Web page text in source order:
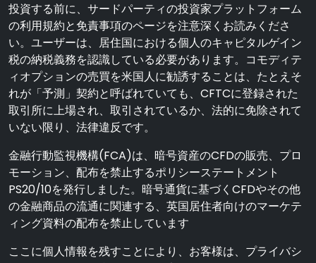
投資する前に、サードパーティの投資家プラットフォーム
の利用規約と免責事項のページを注意深くお読みくださ
い。ユーザーは、居住国における個人のキャピタルゲイン
税の納税義務を認識している必要があります。コモディテ
ィオプションの売買を米国人に勧誘することは、たとえそ
れが「予測」契約と呼ばれていても、CFTCに登録された
取引所に上場され、取引されているか、法的に免除されて
いない限り、法律違反です。
金融行動監視機構(FCA)は、暗号資産のCFDの販売、プロ
モーション、配布を禁止するポリシーステートメント
PS20/10を発行しました。暗号通貨に基づくCFDやその他
の金融商品の流通に関連する、英国居住者向けのマーケテ
ィング資料の配布を禁止しています
ここに個人情報を残すことにより、お客様は、プライバシ